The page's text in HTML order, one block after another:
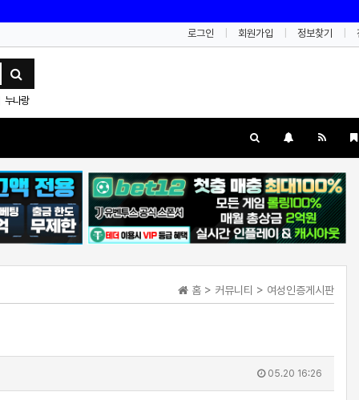
로그인 회원가입 정보찾기
누나랑
홈 > 커뮤니티 > 여성인증게시판
05.20 16:26